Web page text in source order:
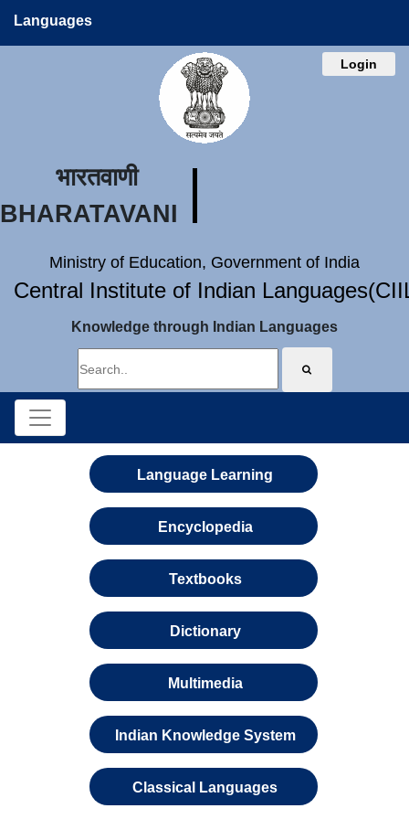
Languages
Login
भारतवाणी
BHARATAVANI
Ministry of Education, Government of India
Central Institute of Indian
Knowledge through Indian Languages
Language Learning
Encyclopedia
Textbooks
Dictionary
Multimedia
Indian Knowledge System
Classical Languages